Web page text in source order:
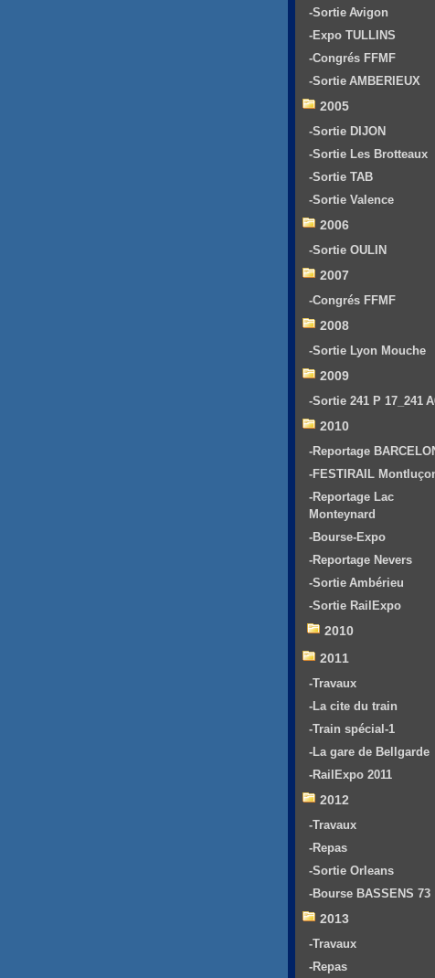
-Sortie Avigon
-Expo TULLINS
-Congrés FFMF
-Sortie AMBERIEUX
2005
-Sortie DIJON
-Sortie Les Brotteaux
-Sortie TAB
-Sortie Valence
2006
-Sortie OULIN
2007
-Congrés FFMF
2008
-Sortie Lyon Mouche
2009
-Sortie 241 P 17_241
2010
-Reportage
-FESTIRAIL
-Reportage Lac
Monteynard
-Bourse-Expo
-Reportage Nevers
-Sortie Ambérieu
-Sortie RailExpo
2010
2011
-Travaux
-La cite du train
-Train spécial-1
-La gare de Bellgarde
-RailExpo 2011
2012
-Travaux
-Repas
-Sortie Orleans
-Bourse BASSENS 73
2013
-Travaux
-Repas